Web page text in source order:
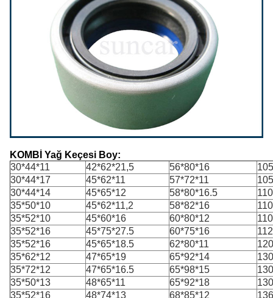
KOMBİ Yağ Keçesi Boy:
30*44*11
42*62*21,5 56*80*16
30*44*17
45*62*11 57*72*11
30*44*14
45*65*12 58*80*16.5
35*50*10
45*62*11,2 58*82*16
35*52*10
45*60*16 60*80*12
35*52*16
45*75*27.5 60*75*16
35*52*16
45*65*18.5 62*80*11
35*62*12
47*65*19 65*92*14
35*72*12
47*65*16.5 65*98*15
35*50*13
48*65*11 65*92*18
35*52*16
48*74*13 68*85*12